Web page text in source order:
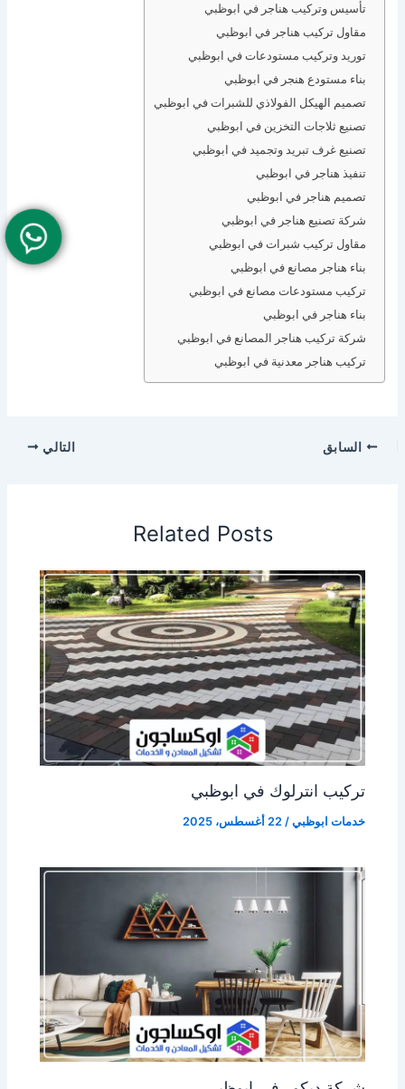
تأسيس وتركيب هناجر في ابوظبي
مقاول تركيب هناجر في ابوظبي
توريد وتركيب مستودعات في ابوظبي
بناء مستودع هنجر في ابوظبي
تصميم الهيكل الفولاذي للشبرات في ابوظبي
تصنيع ثلاجات التخزين في ابوظبي
تصنيع غرف تبريد وتجميد في ابوظبي
تنفيذ هناجر في ابوظبي
تصميم هناجر في ابوظبي
شركة تصنيع هناجر في ابوظبي
مقاول تركيب شبرات في ابوظبي
بناء هناجر مصانع في ابوظبي
تركيب مستودعات مصانع في ابوظبي
بناء هناجر في ابوظبي
شركة تركيب هناجر المصانع في ابوظبي
تركيب هناجر معدنية في ابوظبي
السابق التالي
Related Posts
تركيب انترلوك في ابوظبي
خدمات ابوظبي /22 أغسطس، 2025